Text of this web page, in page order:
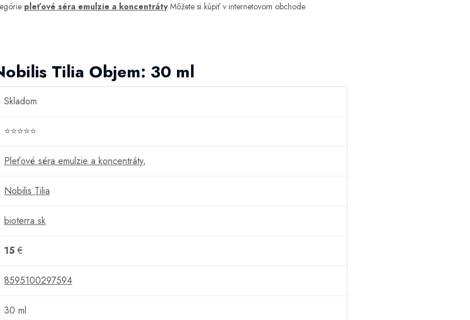
pleťové séra emulzie a koncentrátyMôžete si kúpiť v internetovom obchode
Tilia Objem: 30 ml
Skladom
⭐⭐⭐⭐⭐
Pleťové séra emulzie a koncentráty,
Nobilis Tilia
bioterra.sk
15 €
8595100297594
30 ml